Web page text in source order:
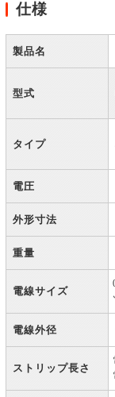
仕様
製品名
型式
タイプ
電圧
外形寸法
重量
電線サイズ
電線外径
ストリップ長さ